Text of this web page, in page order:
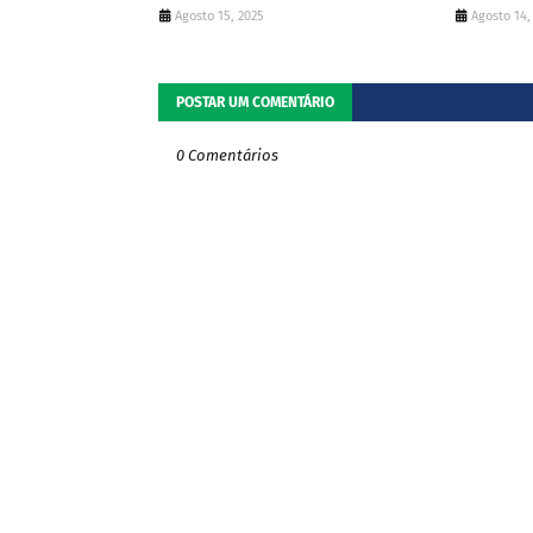
Agosto 15, 2025 Agosto 14,
POSTAR UM COMENTÁRIO
0 Comentários